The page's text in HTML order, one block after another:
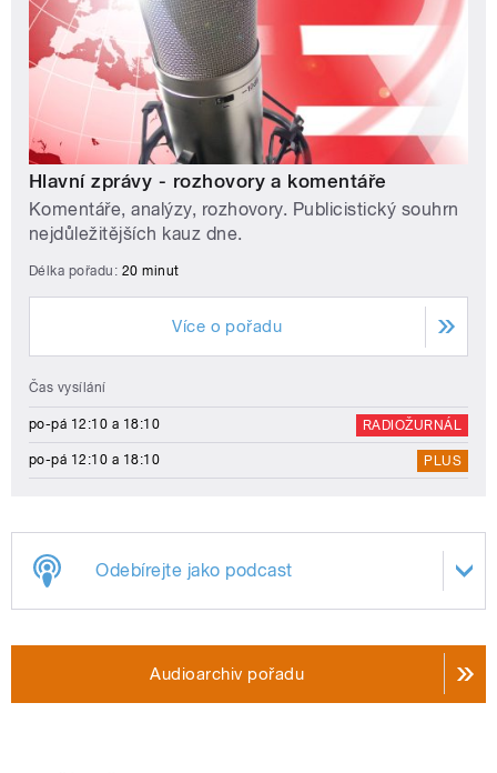
Hlavní zprávy - rozhovory a komentáře
Komentáře, analýzy, rozhovory. Publicistický souhrn
nejdůležitějších kauz dne.
Délka pořadu: 20 minut
Více o pořadu
Čas vysílání
po-pá 12:10 a 18:10 RADIOŽURNÁL
po-pá 12:10 a 18:10 PLUS
Odebírejte jako podcast
Audioarchiv pořadu